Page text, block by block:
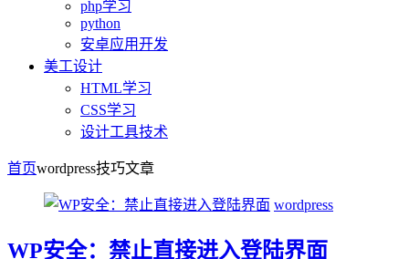
php学习
python
安卓应用开发
美工设计
HTML学习
CSS学习
设计工具技术
首页wordpress技巧文章
wordpress
WP安全：禁止直接进入登陆界面